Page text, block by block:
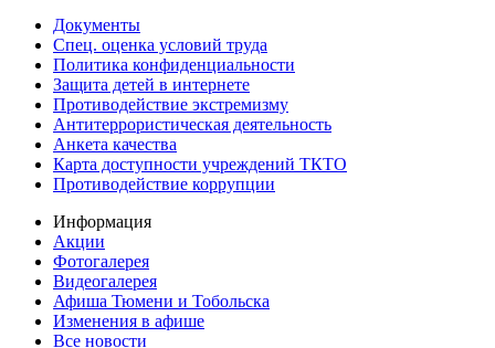
Документы
Спец. оценка условий труда
Политика конфиденциальности
Защита детей в интернете
Противодействие экстремизму
Антитеррористическая деятельность
Анкета качества
Карта доступности учреждений ТКТО
Противодействие коррупции
Информация
Акции
Фотогалерея
Видеогалерея
Афиша Тюмени и Тобольска
Изменения в афише
Все новости